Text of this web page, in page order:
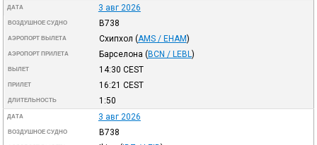
ДАТА 3 авг 2026
ВОЗДУШНОЕ СУДНО B738
АЭРОПОРТ ВЫЛЕТА Схипхол (AMS / EHAM)
АЭРОПОРТ ПРИЛЕТА Барселона (BCN / LEBL )
ВЫЛЕТ 14:30 CEST
ПРИЛЕТ 16:21 CEST
ДЛИТЕЛЬНОСТЬ 1:50
ДАТА 3 авг 2026
ВОЗДУШНОЕ СУДНО B738